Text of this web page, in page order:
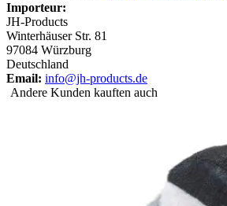
Importeur:
JH-Products
Winterhäuser Str. 81
97084 Würzburg
Deutschland
Email: info@jh-products.de
Andere Kunden kauften auch